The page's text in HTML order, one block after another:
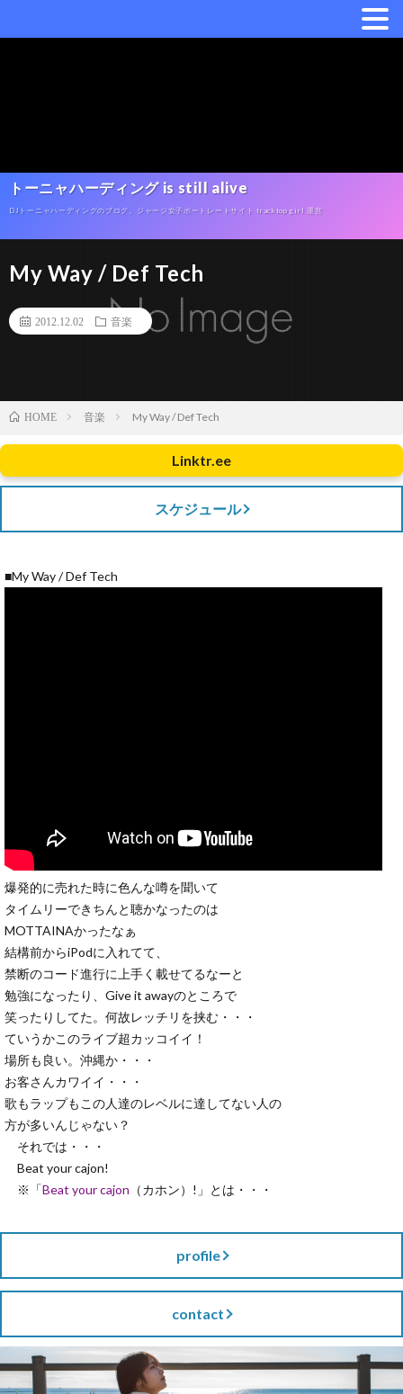
トーニャハーディング is still alive
DJトーニャハーディングのブログ。ジャージ女子ポートレートサイト tracktop girl 運営
My Way / Def Tech
2012.12.02 音楽
HOME 音楽 My Way / Def Tech
Linktr.ee
スケジュール
■My Way / Def Tech
爆発的に売れた時に色んな噂を聞いて
タイムリーできちんと聴かなったのは
MOTTAINAかったなぁ
結構前からiPodに入れてて、
禁断のコード進行に上手く載せてるなーと
勉強になったり、Give it awayのところで
笑ったりしてた。何故レッチリを挟む・・・
ていうかこのライブ超カッコイイ！
場所も良い。沖縄か・・・
お客さんカワイイ・・・
歌もラップもこの人達のレベルに達してない人の
方が多いんじゃない？
それでは・・・
Beat your cajon!
※「Beat your cajon （カホン）!」とは・・・
profile
contact